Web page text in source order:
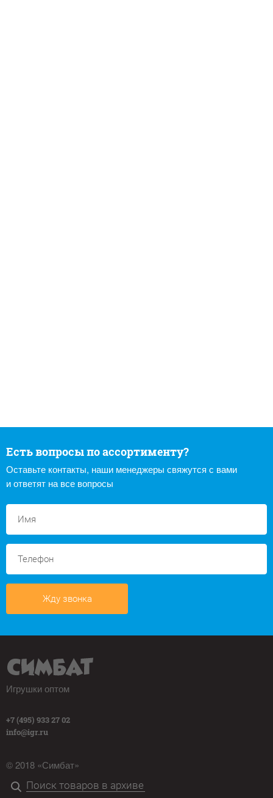
Есть вопросы по ассортименту?
Оставьте контакты, наши менеджеры свяжутся с вами
и ответят на все вопросы
Жду звонка
Игрушки оптом
+7 (495) 933 27 02
info@igr.ru
© 2018 «Симбат»